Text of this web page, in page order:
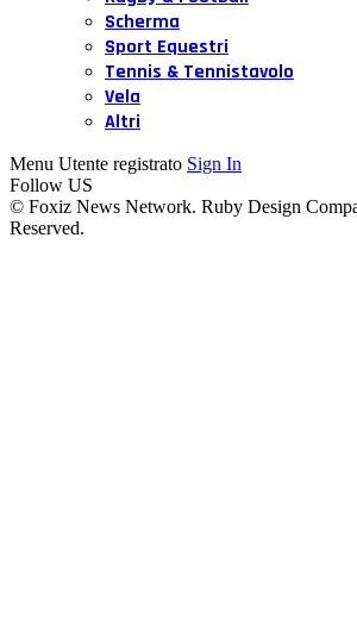
Scherma
Sport Equestri
Tennis & Tennistavolo
Vela
Altri
Menu Utente registrato Sign In
Follow US
© Foxiz News Network. Ruby Design
Reserved.